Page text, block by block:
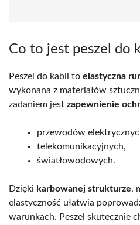
Co to jest peszel do
Peszel do kabli to elastyczna
wykonana z materiałów
zadaniem jest zapewnienie
przewodów
telekomunikacyjnych,
światłowodowych.
Dzięki karbowanej strukturze,
elastyczność ułatwia
warunkach. Peszel skutecznie